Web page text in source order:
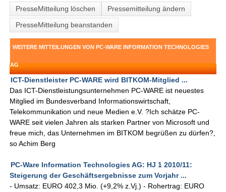
PresseMitteilung löschen
Pressemitteilung ändern
PresseMitteilung beanstanden
WEITERE MITTEILUNGEN VON PC-WARE INFORMATION TECHNOLOGIES
AG
ICT-Dienstleister PC-WARE wird BITKOM-Mitglied ...
Das ICT-Dienstleistungsunternehmen PC-WARE ist neuestes
Mitglied im Bundesverband Informationswirtschaft,
Telekommunikation und neue Medien e.V. ?Ich schätze PC-
WARE seit vielen Jahren als starken Partner von Microsoft und
freue mich, das Unternehmen im BITKOM begrüßen zu dürfen?,
so Achim Berg
PC-Ware Information Technologies AG: HJ 1 2010/11:
Steigerung der Geschäftsergebnisse zum Vorjahr ...
- Umsatz: EURO 402,3 Mio. (+9,2% z.Vj.) - Rohertrag: EURO